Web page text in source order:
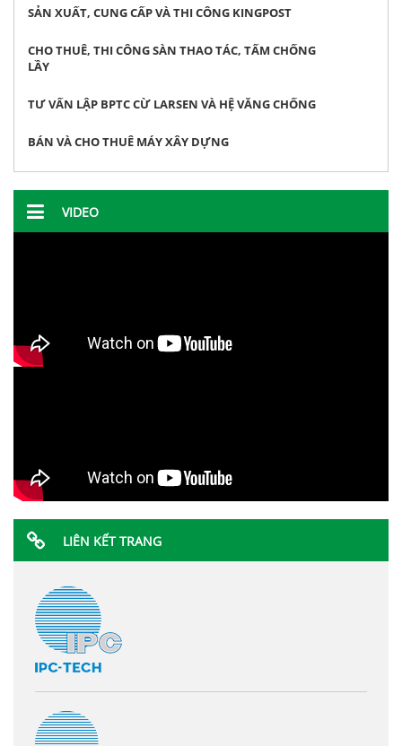
SẢN XUẤT, CUNG CẤP VÀ THI CÔNG KINGPOST
CHO THUÊ, THI CÔNG SÀN THAO TÁC, TẤM CHỐNG
LẦY
TƯ VẤN LẬP BPTC CỪ LARSEN VÀ HỆ VĂNG CHỐNG
BÁN VÀ CHO THUÊ MÁY XÂY DỰNG
VIDEO
LIÊN KẾT TRANG